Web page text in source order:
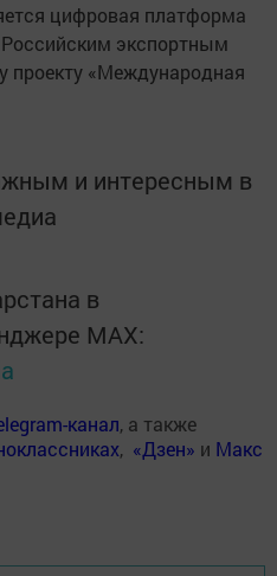
цифровая платформа
экспортным
проекту «Международная
и интересным в
в
MАХ:
канал, а также
, «Дзен» и Макс